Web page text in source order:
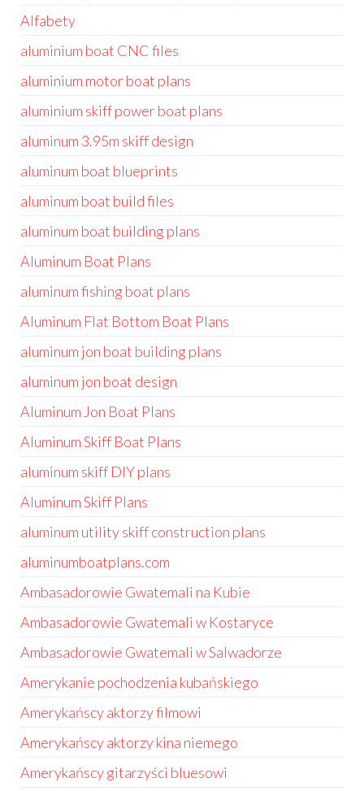
Alfabety
aluminium boat CNC files
aluminium motor boat plans
aluminium skiff power boat plans
aluminum 3.95m skiff design
aluminum boat blueprints
aluminum boat build files
aluminum boat building plans
Aluminum Boat Plans
aluminum fishing boat plans
Aluminum Flat Bottom Boat Plans
aluminum jon boat building plans
aluminum jon boat design
Aluminum Jon Boat Plans
Aluminum Skiff Boat Plans
aluminum skiff DIY plans
Aluminum Skiff Plans
aluminum utility skiff construction plans
aluminumboatplans.com
Ambasadorowie Gwatemali na Kubie
Ambasadorowie Gwatemali w Kostaryce
Ambasadorowie Gwatemali w Salwadorze
Amerykanie pochodzenia kubańskiego
Amerykańscy aktorzy filmowi
Amerykańscy aktorzy kina niemego
Amerykańscy gitarzyści bluesowi